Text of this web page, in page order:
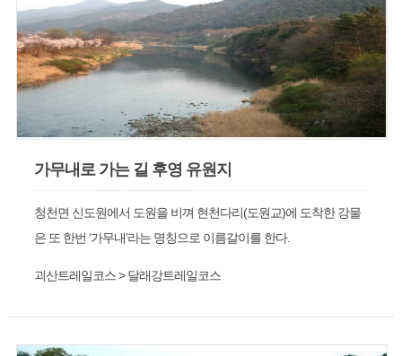
가무내로 가는 길 후영 유원지
청천면 신도원에서 도원을 비껴 현천다리(도원교)에 도착한 강물
은 또 한번 ‘가무내’라는 명칭으로 이름갈이를 한다.
괴산트레일코스 > 달래강트레일코스